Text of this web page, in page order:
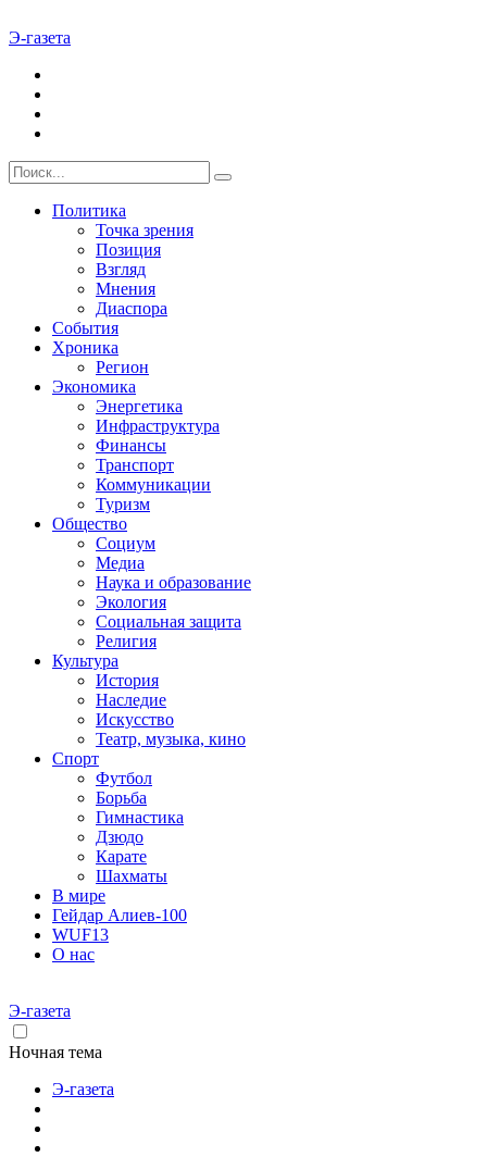
Э-газета
Политика
Точка зрения
Позиция
Взгляд
Мнения
Диаспора
События
Хроника
Регион
Экономика
Энергетика
Инфраструктура
Финансы
Транспорт
Коммуникации
Туризм
Общество
Социум
Медиа
Наука и образование
Экология
Социальная защита
Религия
Культура
История
Наследие
Искусство
Театр, музыка, кино
Спорт
Футбол
Борьба
Гимнастика
Дзюдо
Карате
Шахматы
В мире
Гейдар Алиев-100
WUF13
О нас
Э-газета
Ночная тема
Э-газета